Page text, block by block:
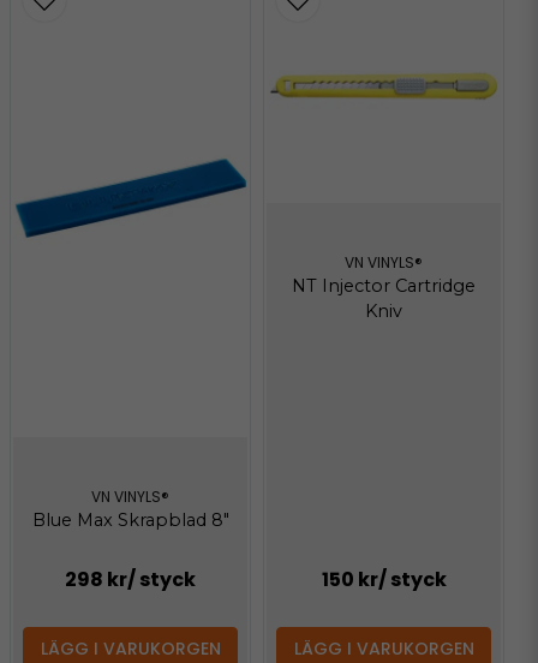
VN VINYLS®
Blue Max Skrapblad 8"
298 kr/ styck
LÄGG I VARUKORGEN
VN VINYLS®
NT Injector Cartridge
Kniv
150 kr/ styck
LÄGG I VARUKORGEN